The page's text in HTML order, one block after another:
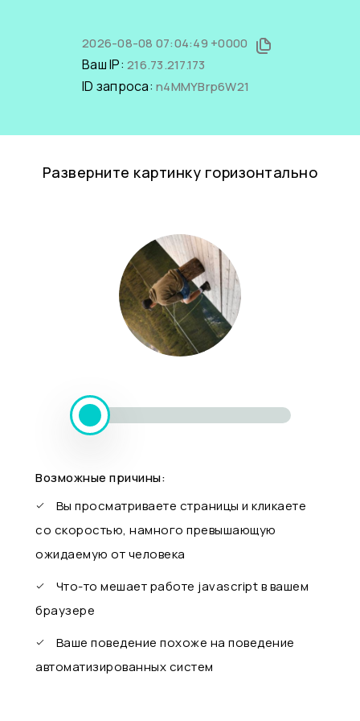
2026-08-08 07:04:49 +0000
Ваш IP: 216.73.217.173
ID запроса: n4MMYBrp6W21
Разверните картинку горизонтально
Возможные причины:
Вы просматриваете страницы и кликаете
со скоростью, намного превышающую
ожидаемую от человека
Что-то мешает работе javascript в вашем
браузере
Ваше поведение похоже на поведение
автоматизированных систем